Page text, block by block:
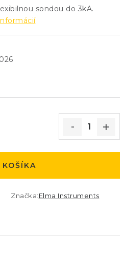
sondou do 3kA.
KOŠÍKA
Značka:Elma Instruments